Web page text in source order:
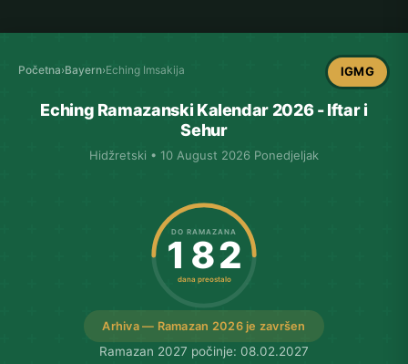
Početna›Bayern›Eching Imsakija IGMG
Eching Ramazanski Kalendar 2026 - Iftar i
Sehur
Hidžretski • 10 August 2026 Ponedjeljak
Arhiva — Ramazan 2026 je završen
DO RAMAZANA
182
dana preostalo
Ramazan 2027 počinje: 08.02.2027